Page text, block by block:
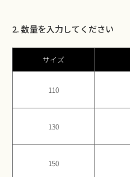
2. 数量を入力してください
サイズ
110
130
150